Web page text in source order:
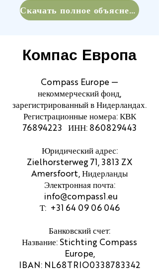
Скачать полное объяснение
Компас Европа
Compass Europe —
некоммерческий фонд,
зарегистрированный в Нидерландах.
Регистрационные номера: КВК
76894223 ИНН: 860829443
Юридический адрес:
Zielhorsterweg 71, 3813 ZX
Amersfoort, Нидерланды
Электронная почта:
info@compass1.eu
Т: +31 64 09 06 046
Банковский счет:
Название: Stichting Compass
Europe,
IBAN: NL68TRIO0338783342